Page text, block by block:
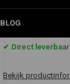
BLOG
€18,14
✔ Direct leverbaar
Bekijk